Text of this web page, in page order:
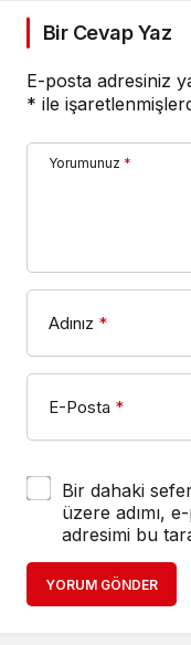
Bir Cevap Yaz
E-posta adresiniz
* ile
Yorumunuz *
Adınız *
E-Posta *
Bir dahaki
üzere adımı,
adresimi bu
YORUM GÖNDER